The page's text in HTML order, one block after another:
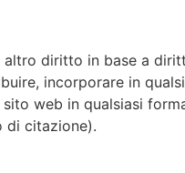
altro diritto in base a
incorporare in
web in qualsiasi
di citazione).